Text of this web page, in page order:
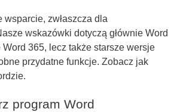
wsparcie, zwłaszcza dla
wskazówki dotyczą głównie Word
365, lecz także starsze wersje
przydatne funkcje. Zobacz jak
program Word